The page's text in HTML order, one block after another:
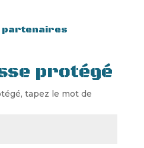
partenaires
protégé
tapez le mot de